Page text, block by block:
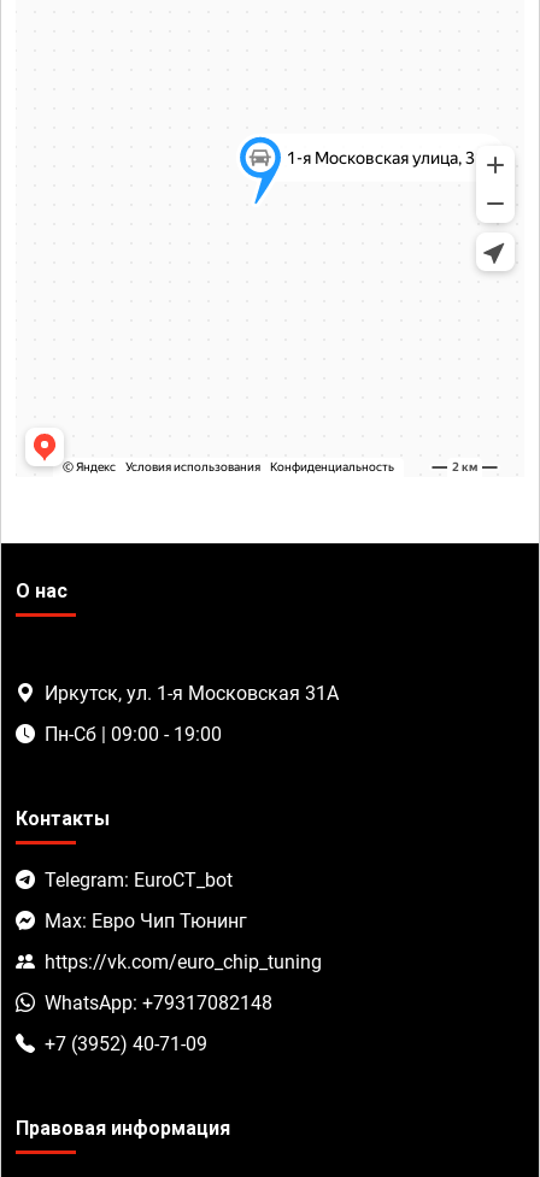
О нас
Иркутск, ул. 1-я Московская 31А
Пн-Сб | 09:00 - 19:00
Контакты
Telegram: EuroCT_bot
Max: Евро Чип Тюнинг
https://vk.com/euro_chip_tuning
WhatsApp: +79317082148
+7 (3952) 40-71-09
Правовая информация